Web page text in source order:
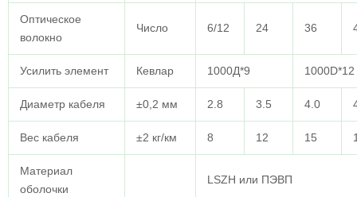
Оптическое
волокно
Число 6/12 24 36
Усилить элемент Кевлар 1000Д*9 1000D*12
Диаметр кабеля ±0,2 мм 2.8 3.5 4.0
Вес кабеля ±2 кг/км 8 12 15
Материал
оболочки
LSZH или ПЭВП